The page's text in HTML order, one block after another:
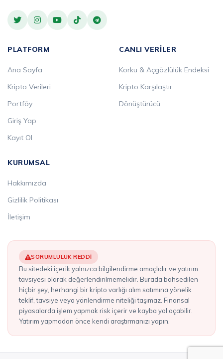
PLATFORM
Ana Sayfa
Kripto Verileri
Portföy
Giriş Yap
Kayıt Ol
CANLI VERILER
Korku & Açgözlülük Endeksi
Kripto Karşılaştır
Dönüştürücü
KURUMSAL
Hakkımızda
Gizlilik Politikası
İletişim
SORUMLULUK REDDI
Bu sitedeki içerik yalnızca bilgilendirme amaçlıdır ve yatırım
tavsiyesi olarak değerlendirilmemelidir. Burada bahsedilen
hiçbir şey, herhangi bir kripto varlığı alım satımına yönelik
teklif, tavsiye veya yönlendirme niteliği taşımaz. Finansal
piyasalarda işlem yapmak risk içerir ve kayba yol açabilir.
Yatırım yapmadan önce kendi araştırmanızı yapın.